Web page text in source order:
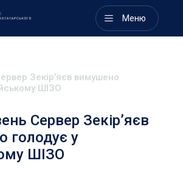
Меню
Зекірʼяєв вимушено
ШІЗО
Сервер Зекірʼяєв
голодує у
ШІЗО